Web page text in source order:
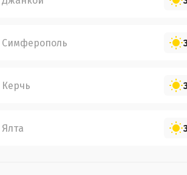
Симферополь
Керчь
Ялта